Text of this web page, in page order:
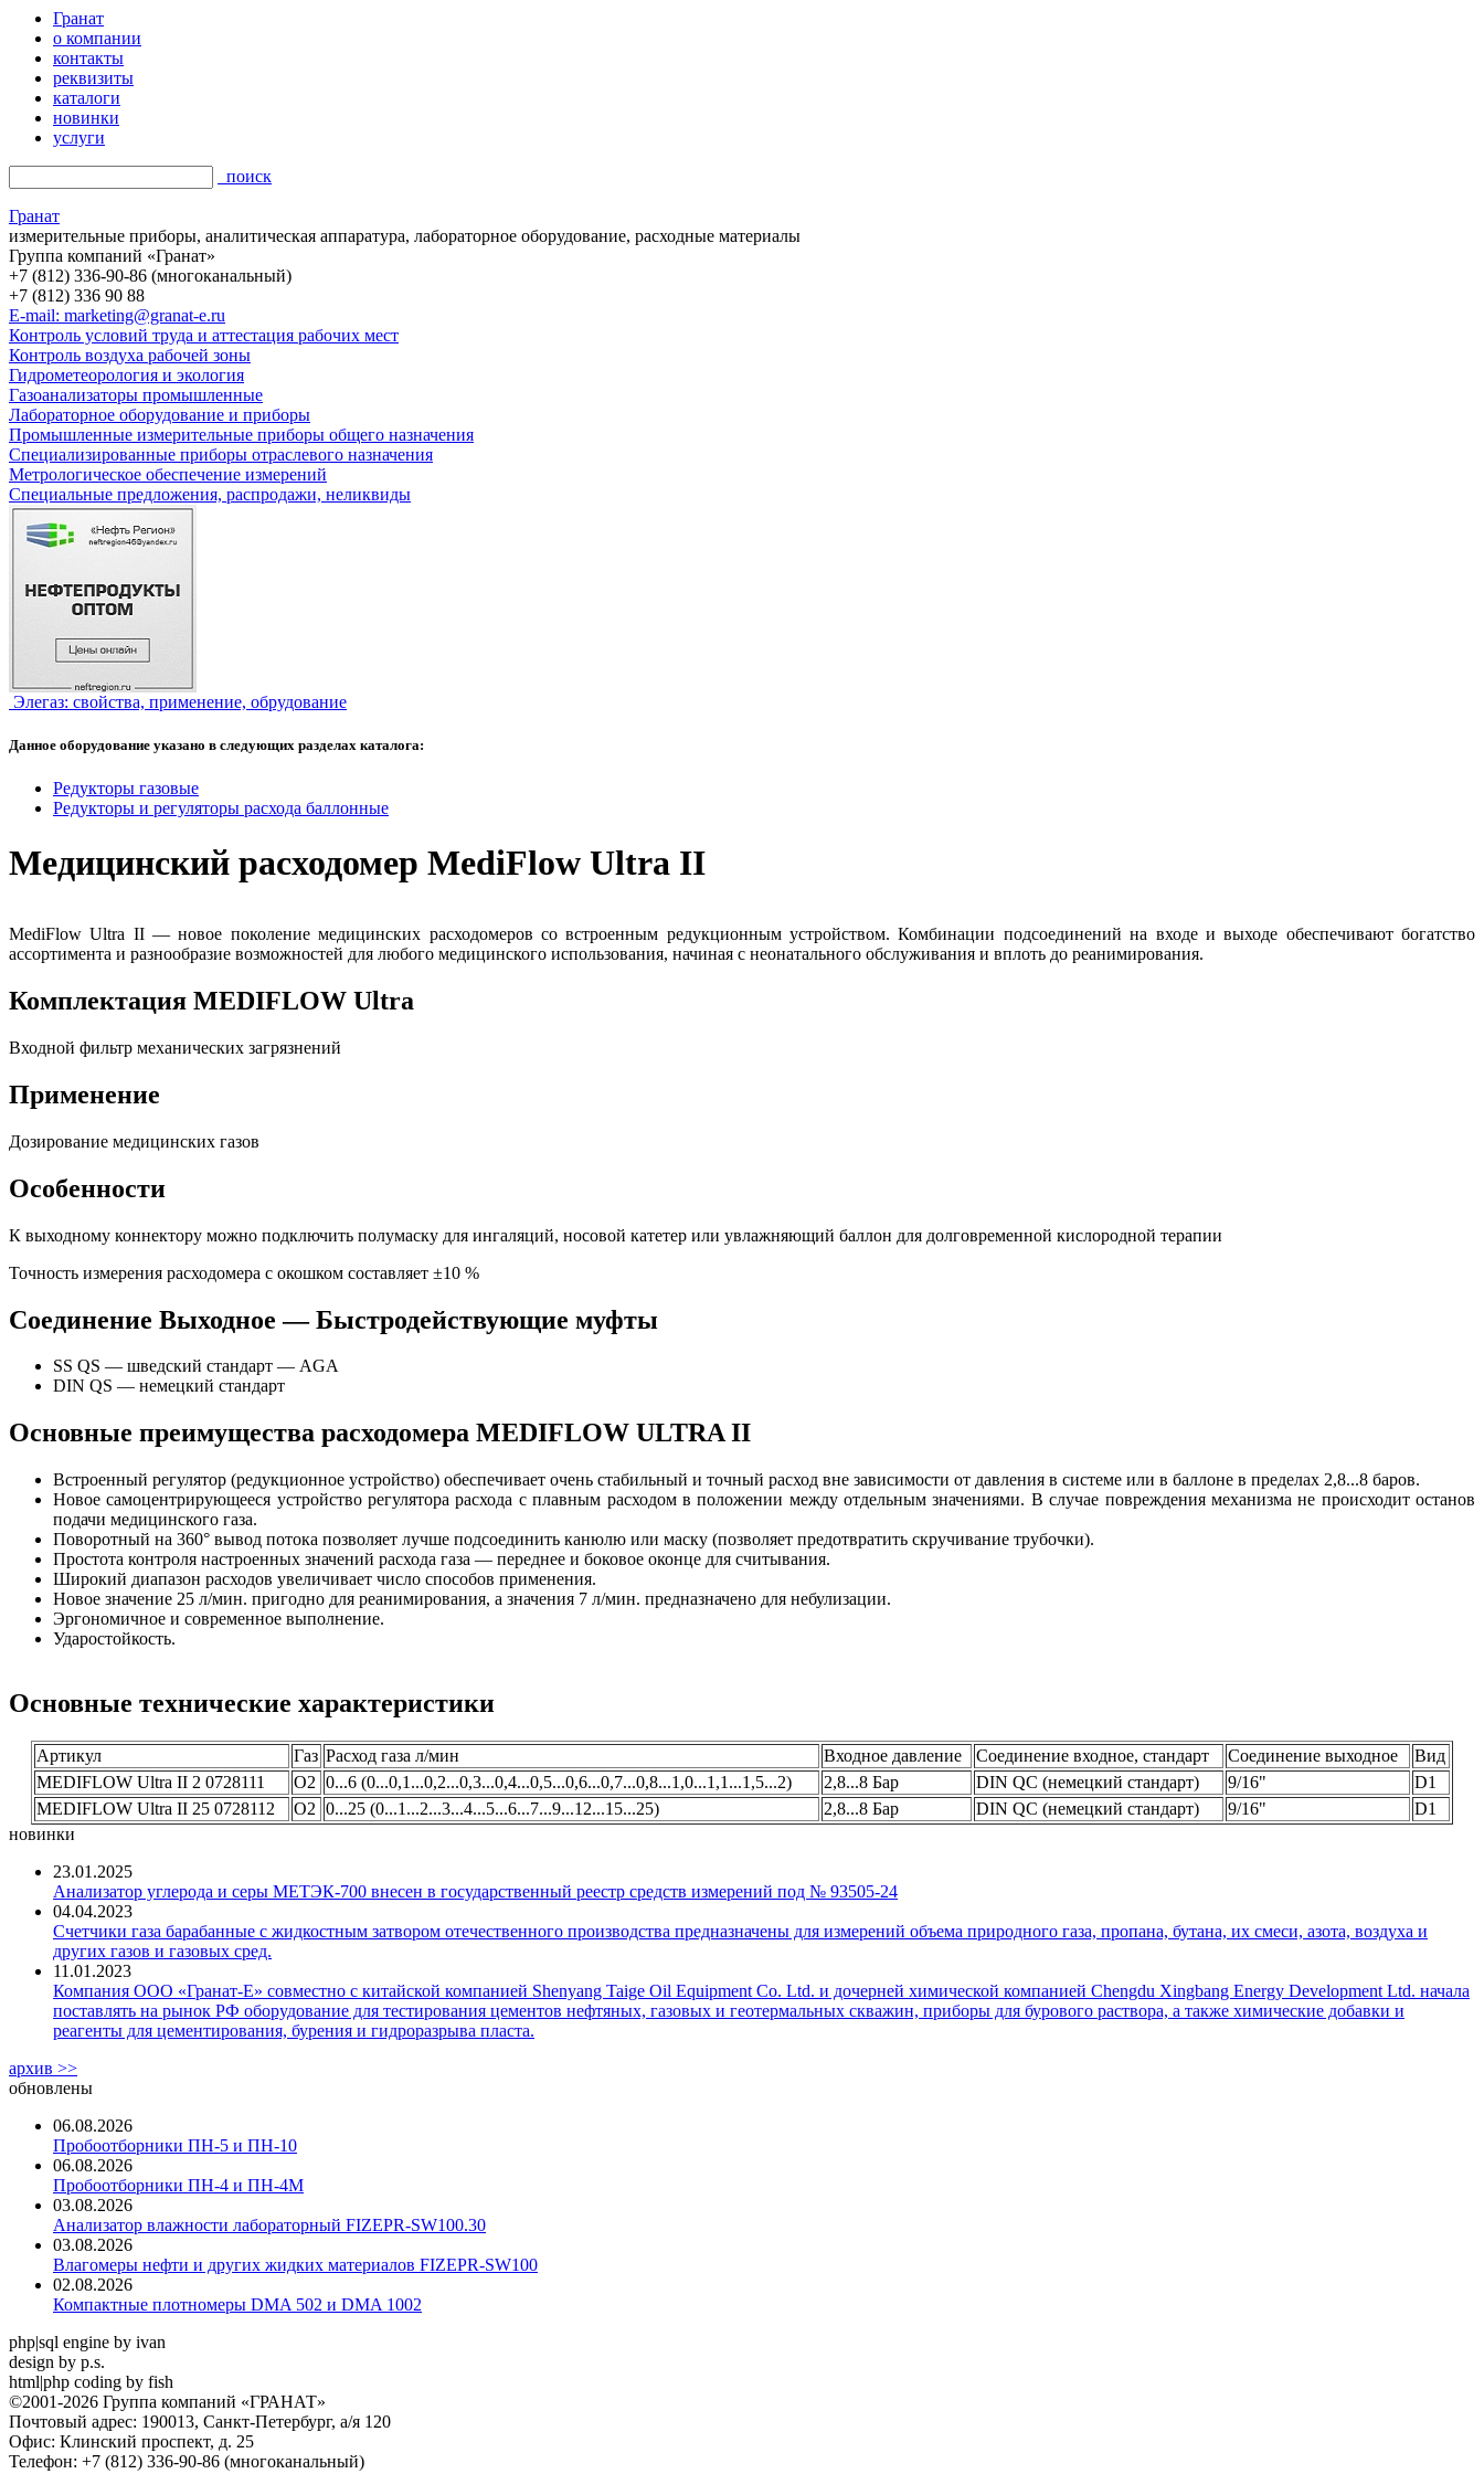
Гранат
о компании
контакты
реквизиты
каталоги
новинки
услуги
поиск
Гранат
измерительные приборы, аналитическая аппаратура, лабораторное оборудование, расходные материалы
Группа компаний «Гранат»
+7 (812) 336-90-86 (многоканальный)
+7 (812) 336 90 88
E-mail: marketing@granat-e.ru
Контроль условий труда и аттестация рабочих мест
Контроль воздуха рабочей зоны
Гидрометеорология и экология
Газоанализаторы промышленные
Лабораторное оборудование и приборы
Промышленные измерительные приборы общего назначения
Специализированные приборы отраслевого назначения
Метрологическое обеспечение измерений
Специальные предложения, распродажи, неликвиды
Элегаз: свойства, применение, обрудование
Данное оборудование указано в следующих разделах каталога:
Редукторы газовые
Редукторы и регуляторы расхода баллонные
Медицинский расходомер MediFlow Ultra II
MediFlow Ultra II — новое поколение медицинских расходомеров со встроенным редукционным устройством. Комбинации подсоединений на входе и выходе обеспечивают богатство
ассортимента и разнообразие возможностей для любого медицинского использования, начиная с неонатального обслуживания и вплоть до реанимирования.
Комплектация MEDIFLOW Ultra
Входной фильтр механических загрязнений
Применение
Дозирование медицинских газов
Особенности
К выходному коннектору можно подключить полумаску для ингаляций, носовой катетер или увлажняющий баллон для долговременной кислородной терапии
Точность измерения расходомера с окошком составляет ±10 %
Соединение Выходное — Быстродействующие муфты
SS QS — шведский стандарт — AGA
DIN QS — немецкий стандарт
Основные преимущества расходомера MEDIFLOW ULTRA II
Встроенный регулятор (редукционное устройство) обеспечивает очень стабильный и точный расход вне зависимости от давления в системе или в баллоне в пределах 2,8...8 баров.
Новое самоцентрирующееся устройство регулятора расхода с плавным расходом в положении между отдельным значениями. В случае повреждения механизма не происходит останов
подачи медицинского газа.
Поворотный на 360° вывод потока позволяет лучше подсоединить канюлю или маску (позволяет предотвратить скручивание трубочки).
Простота контроля настроенных значений расхода газа — переднее и боковое оконце для считывания.
Широкий диапазон расходов увеличивает число способов применения.
Новое значение 25 л/мин. пригодно для реанимирования, а значения 7 л/мин. предназначено для небулизации.
Эргономичное и современное выполнение.
Ударостойкость.
Основные технические характеристики
Артикул Газ Расход газа л/мин Входное давление Соединение входное, стандарт Соединение выходное
Вид
MEDIFLOW Ultra II 2 0728111
O2 0...6 (0...0,1...0,2...0,3...0,4...0,5...0,6...0,7...0,8...1,0...1,1...1,5...2) 2,8...8 Бар DIN QC (немецкий стандарт) 9/16"
D1
MEDIFLOW Ultra II 25 0728112
O2 0...25 (0...1...2...3...4...5...6...7...9...12...15...25) 2,8...8 Бар DIN QC (немецкий стандарт) 9/16"
D1
новинки
23.01.2025
Анализатор углерода и серы МЕТЭК-700 внесен в государственный реестр средств измерений под № 93505-24
04.04.2023
Счетчики газа барабанные с жидкостным затвором отечественного производства предназначены для измерений объема природного газа, пропана, бутана, их смеси, азота, воздуха и
других газов и газовых сред.
11.01.2023
Компания ООО «Гранат-Е» совместно с китайской компанией Shenyang Taige Oil Equipment Co. Ltd. и дочерней химической компанией Chengdu Xingbang Energy Development Ltd. начала
поставлять на рынок РФ оборудование для тестирования цементов нефтяных, газовых и геотермальных скважин, приборы для бурового раствора, а также химические добавки и
реагенты для цементирования, бурения и гидроразрыва пласта.
архив >>
обновлены
06.08.2026
Пробоотборники ПН-5 и ПН-10
06.08.2026
Пробоотборники ПН-4 и ПН-4М
03.08.2026
Анализатор влажности лабораторный FIZEPR-SW100.30
03.08.2026
Влагомеры нефти и других жидких материалов FIZEPR-SW100
02.08.2026
Компактные плотномеры DMA 502 и DMA 1002
php|sql engine by ivan
design by p.s.
html|php coding by fish
©2001-2026 Группа компаний «ГРАНАТ»
Почтовый адрес: 190013, Санкт-Петербург, а/я 120
Офис: Клинский проспект, д. 25
Телефон: +7 (812) 336-90-86 (многоканальный)